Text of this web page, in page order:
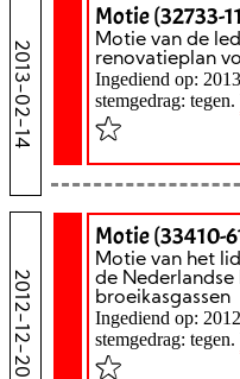
2013-02-14
Motie (32733-
Motie van de
renovatieplan
Ingediend op:
stemgedrag: tegen.
2012-12-20
Motie (33410-
Motie van het
de Nederlandse
broeikasgassen
Ingediend op:
stemgedrag: tegen.